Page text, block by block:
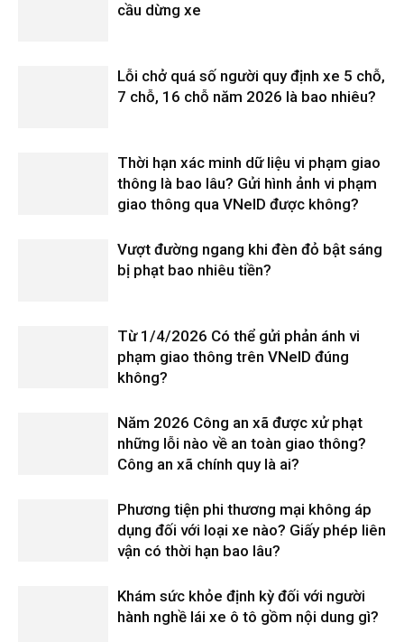
cầu dừng xe
Lỗi chở quá số người quy định xe 5 chỗ,
7 chỗ, 16 chỗ năm 2026 là bao nhiêu?
Thời hạn xác minh dữ liệu vi phạm giao
thông là bao lâu? Gửi hình ảnh vi phạm
giao thông qua VNeID được không?
Vượt đường ngang khi đèn đỏ bật sáng
bị phạt bao nhiêu tiền?
Từ 1/4/2026 Có thể gửi phản ánh vi
phạm giao thông trên VNeID đúng
không?
Năm 2026 Công an xã được xử phạt
những lỗi nào về an toàn giao thông?
Công an xã chính quy là ai?
Phương tiện phi thương mại không áp
dụng đối với loại xe nào? Giấy phép liên
vận có thời hạn bao lâu?
Khám sức khỏe định kỳ đối với người
hành nghề lái xe ô tô gồm nội dung gì?